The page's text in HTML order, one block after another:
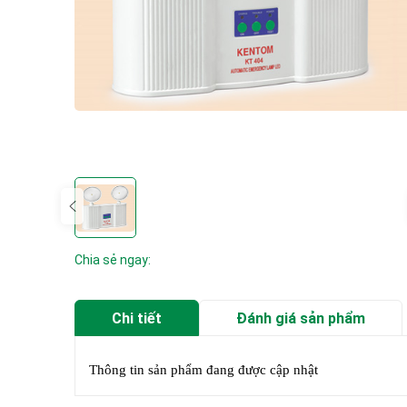
Chia sẻ ngay:
Chi tiết Đánh giá sản phẩm
Thông tin sản phẩm đang được cập nhật